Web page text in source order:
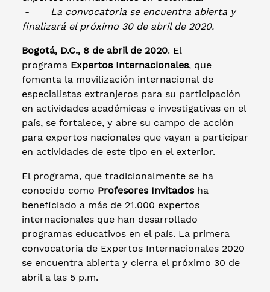
-
La convocatoria se encuentra abierta y
finalizará el próximo 30 de abril de 2020.
Bogotá, D.C., 8 de abril de 2020. El
programa Expertos Internacionales, que
fomenta la movilización internacional de
especialistas extranjeros para su participación
en actividades académicas e investigativas en el
país, se fortalece, y abre su campo de acción
para expertos nacionales que vayan a participar
en actividades de este tipo en el exterior.
El programa, que tradicionalmente se ha
conocido como Profesores Invitadosha
beneficiado a más de 21.000 expertos
internacionales que han desarrollado
programas educativos en el país. La primera
convocatoria de Expertos Internacionales 2020
se encuentra abierta y cierra el próximo 30 de
abril a las 5 p.m.